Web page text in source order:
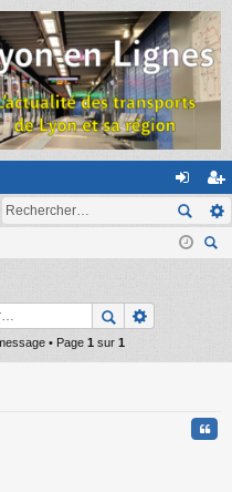
on
ne
ns
cri
• Page 1 sur 1